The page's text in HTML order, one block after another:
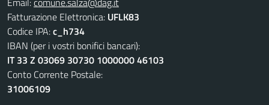
Fatturazione Elettronica: UFLK83
Codice IPA:c_h734
IBAN (per i vostri bonifici bancari):
IT 33 Z 03069 30730 1000000 46103
Conto Corrente Postale:
31006109